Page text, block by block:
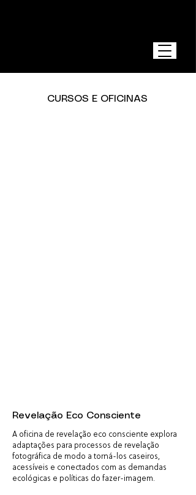
CURSOS E OFICINAS
Revelação Eco Consciente
A oficina de revelação eco consciente explora
adaptações para processos de revelação
fotográfica de modo a torná-los caseiros,
acessíveis e conectados com as demandas
ecológicas e políticas do fazer-imagem.